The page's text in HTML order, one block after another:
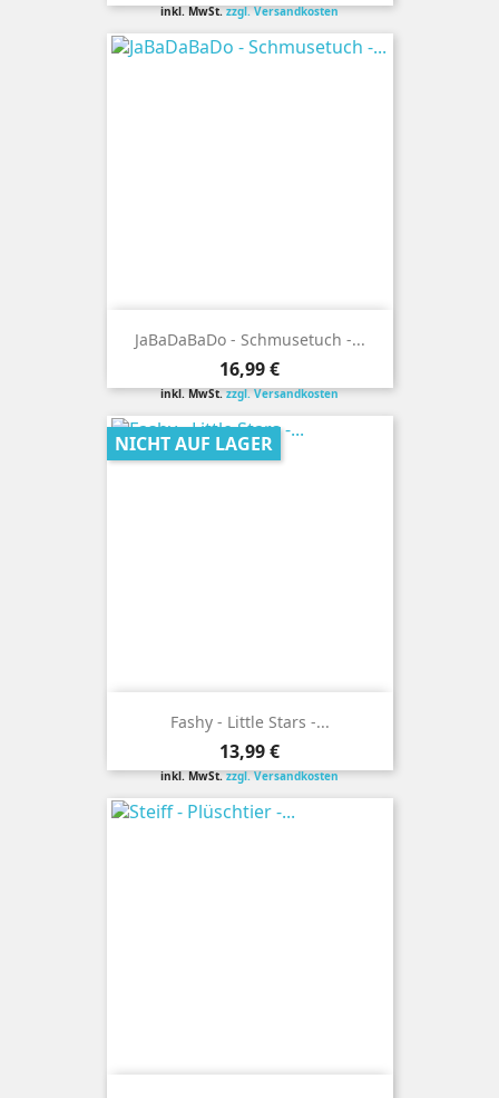
inkl. MwSt.zzgl. Versandkosten
JaBaDaBaDo - Schmusetuch -...
Preis
16,99 €
inkl. MwSt.zzgl. Versandkosten
Fashy - Little Stars -...
Preis
13,99 €
inkl. MwSt.zzgl. Versandkosten
NICHT AUF LAGER